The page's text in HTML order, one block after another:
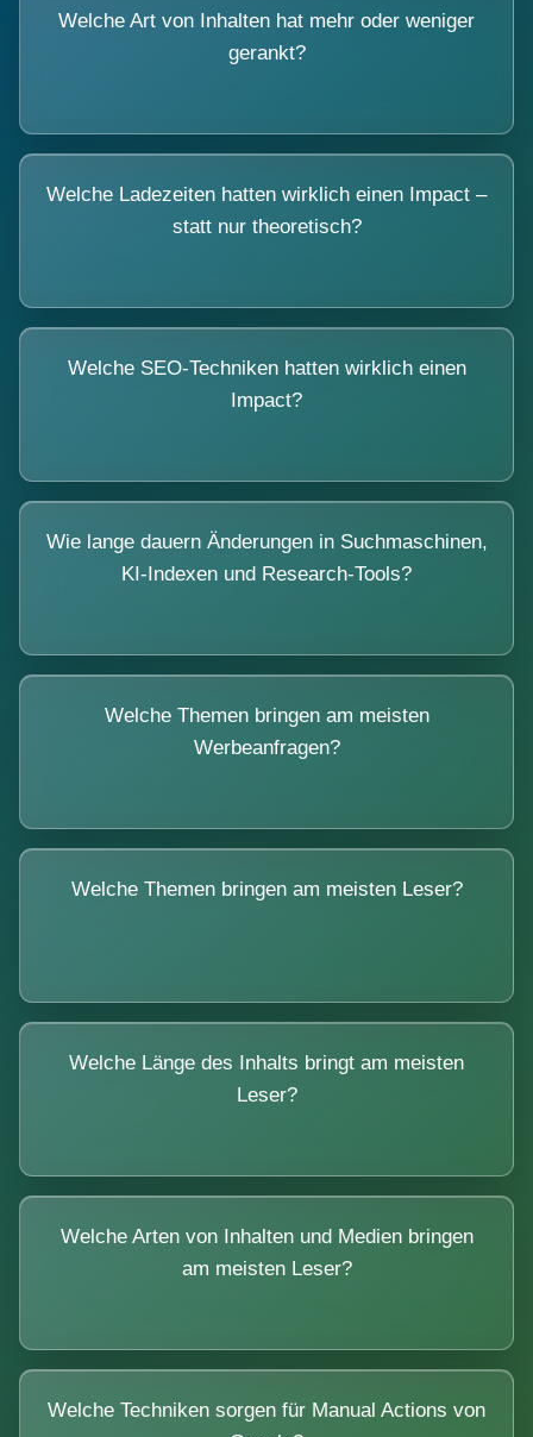
Welche Art von Inhalten hat mehr oder weniger
gerankt?
Welche Ladezeiten hatten wirklich einen Impact –
statt nur theoretisch?
Welche SEO-Techniken hatten wirklich einen
Impact?
Wie lange dauern Änderungen in Suchmaschinen,
KI-Indexen und Research-Tools?
Welche Themen bringen am meisten
Werbeanfragen?
Welche Themen bringen am meisten Leser?
Welche Länge des Inhalts bringt am meisten
Leser?
Welche Arten von Inhalten und Medien bringen
am meisten Leser?
Welche Techniken sorgen für Manual Actions von